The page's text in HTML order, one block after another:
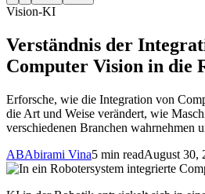
Vision-KI
Verständnis der
Computer Vision in die
Erforsche, wie die Integration von
die Art und Weise verändert, wie
verschiedenen Branchen wahrnehmen
ABAbirami Vina5 min readAugust 30,